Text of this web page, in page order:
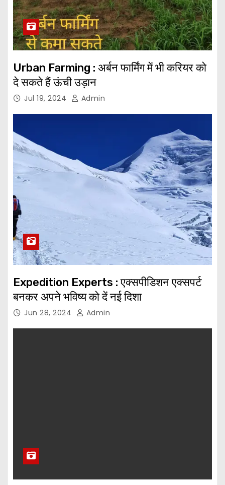
Urban Farming : अर्बन फार्मिंग में भी करियर को
दे सकते हैं ऊंची उड़ान
Jul 19, 2024 Admin
Expedition Experts : एक्सपीडिशन एक्सपर्ट
बनकर अपने भविष्य को दें नई दिशा
Jun 28, 2024 Admin